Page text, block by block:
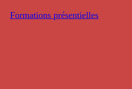
Formations présentielles